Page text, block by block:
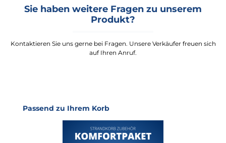
Sie haben weitere Fragen zu unserem
Produkt?
Kontaktieren Sie uns gerne bei Fragen. Unsere Verkäufer freuen sich
auf Ihren Anruf.
Produktgalerie überspringen
Passend zu Ihrem Korb